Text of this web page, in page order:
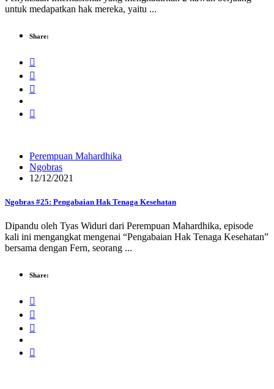
untuk medapatkan hak mereka, yaitu ...
Share:
Perempuan Mahardhika
Ngobras
12/12/2021
Ngobras #25: Pengabaian Hak Tenaga Kesehatan
Dipandu oleh Tyas Widuri dari Perempuan Mahardhika, episode
kali ini mengangkat mengenai “Pengabaian Hak Tenaga Kesehatan”
bersama dengan Fern, seorang ...
Share: